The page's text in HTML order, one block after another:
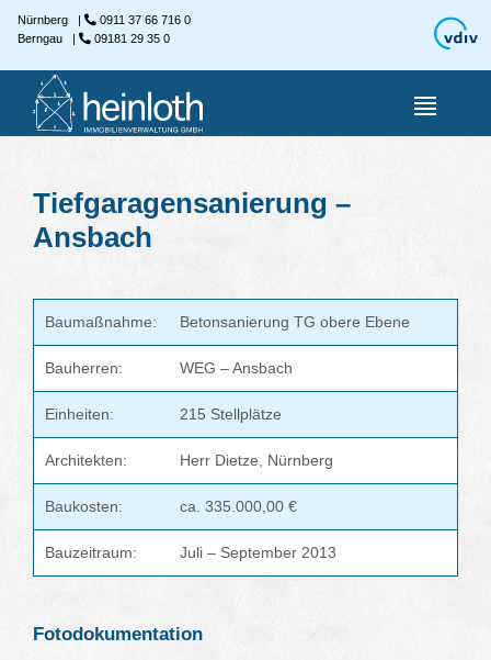
Nürnberg |
0911 37 66 716 0
Berngau | 09181 29 35 0
Tiefgaragensanierung –
Ansbach
Baumaßnahme: Betonsanierung TG obere Ebene
Bauherren: WEG – Ansbach
Einheiten: 215 Stellplätze
Architekten: Herr Dietze, Nürnberg
Baukosten: ca. 335.000,00 €
Bauzeitraum: Juli – September 2013
Fotodokumentation